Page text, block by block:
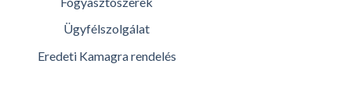
Ügyfélszolgálat
Eredeti Kamagra rendelés